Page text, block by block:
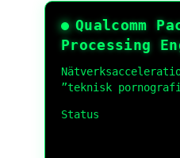
Qualcomm
Processing
”teknisk
Status